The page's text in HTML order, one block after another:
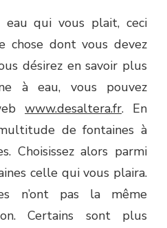
eau qui vous plait, ceci
chose dont vous devez
désirez en savoir plus
à eau, vous pouvez
www.desaltera.fr. En
de fontaines à
Choisissez alors parmi
celle qui vous plaira.
n’ont pas la même
Certains sont plus